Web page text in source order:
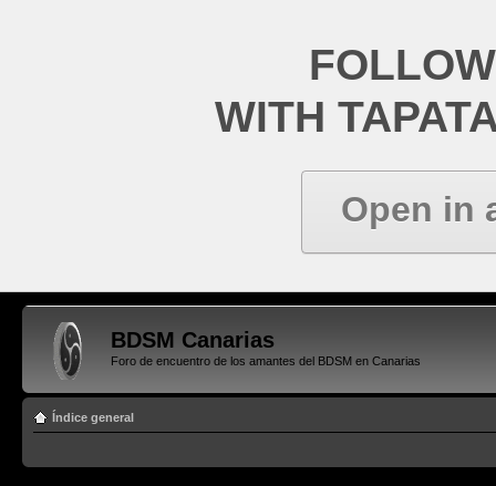
WITH
Open in
BDSM Canarias
Foro de encuentro de los amantes del BDSM en Canarias
Índice general